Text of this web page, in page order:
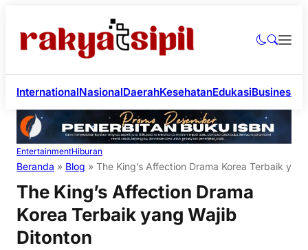
InternationalNasionalDaerahKesehatanEdukasiBusiness
EntertainmentHiburan
Beranda » Blog » The King’s Affection Drama Korea Terbaik
The King’s Affection Drama
Korea Terbaik yang Wajib
Ditonton